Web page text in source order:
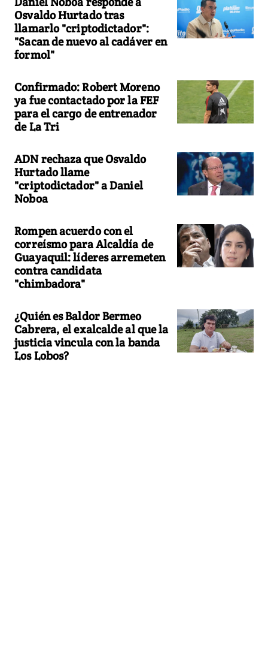
Osvaldo Hurtado tras
llamarlo "criptodictador":
"Sacan de nuevo al cadáver en
formol"
Confirmado: Robert Moreno
ya fue contactado por la FEF
para el cargo de entrenador
de La Tri
ADN rechaza que Osvaldo
Hurtado llame
"criptodictador" a Daniel
Noboa
Rompen acuerdo con el
correísmo para Alcaldía de
Guayaquil: líderes arremeten
contra candidata
"chimbadora"
¿Quién es Baldor Bermeo
Cabrera, el exalcalde al que la
justicia vincula con la banda
Los Lobos?